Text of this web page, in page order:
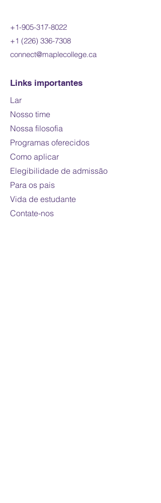
+1-905-317-8022
+1 (226) 336-7308
connect@maplecollege.ca
Links importantes
Lar
Nosso time
Nossa filosofia
Programas oferecidos
Como aplicar
Elegibilidade de admissão
Para os pais
Vida de estudante
Contate-nos